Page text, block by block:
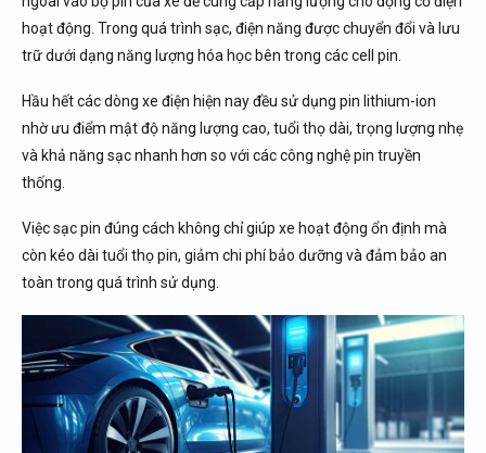
Pin thể rắn (Solid-State Battery)
Công nghệ sạc siêu nhanh
Hệ thống Vehicle-to-Grid (V2G)
Những câu hỏi thường gặp về sạc pin xe điện
Sạc nhanh có làm hỏng pin không?
Xe điện có bị cháy nổ khi sạc không?
Khi mất điện có sạc được xe không?
Kết luận
Nếu bạn cần thiết bị lường đo điện chính hãng, uy
tín
hoạt động. Trong quá trình sạc, điện năng được chuyển đổi và lưu
trữ dưới dạng năng lượng hóa học bên trong các cell pin.
Hầu hết các dòng xe điện hiện nay đều sử dụng pin lithium-ion
nhờ ưu điểm mật độ năng lượng cao, tuổi thọ dài, trọng lượng nhẹ
và khả năng sạc nhanh hơn so với các công nghệ pin truyền
thống.
Việc sạc pin đúng cách không chỉ giúp xe hoạt động ổn định mà
còn kéo dài tuổi thọ pin, giảm chi phí bảo dưỡng và đảm bảo an
toàn trong quá trình sử dụng.